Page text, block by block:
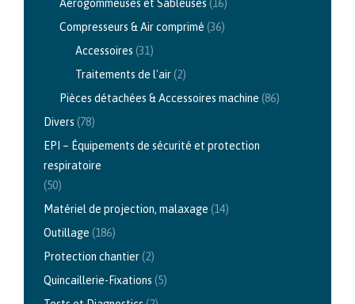
Aérogommeuses et Sableuses (16)
Compresseurs & Air comprimé (36)
Accessoires (31)
Traitements de l'air(2)
Pièces détachées & Accessoires machine (86)
Divers (78)
EPI – Équipements de sécurité et protection
respiratoire
(50)
Matériel de projection, malaxage (14)
Outillage (186)
Protection chantier(2)
Quincaillerie-Fixations (5)